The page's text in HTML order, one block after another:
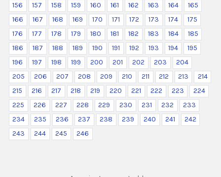
156
157 158 159 160 161 162 163 164
165
166
167 168 169 170 171 172 173 174
175
176
177 178 179 180 181 182 183 184
185
186
187 188 189 190 191 192 193 194
195
196
197 198 199 200 201 202 203
204
205
206 207 208 209 210 211 212 213
214
215
216 217 218 219 220 221 222 223
224
225
226 227 228 229 230 231 232
233
234
235 236 237 238 239 240 241
242
243
244 245 246